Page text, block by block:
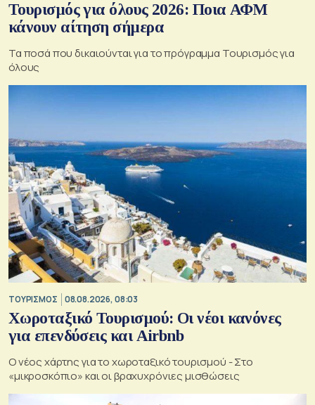
Τουρισμός για όλους 2026: Ποια ΑΦΜ
κάνουν αίτηση σήμερα
Τα ποσά που δικαιούνται για το πρόγραμμα Τουρισμός για
όλους
ΤΟΥΡΙΣΜΟΣ 08.08.2026, 08:03
Χωροταξικό Τουρισμού: Οι νέοι κανόνες
για επενδύσεις και Airbnb
Ο νέος χάρτης για το χωροταξικό τουρισμού - Στο
«μικροσκόπιο» και οι βραχυχρόνιες μισθώσεις